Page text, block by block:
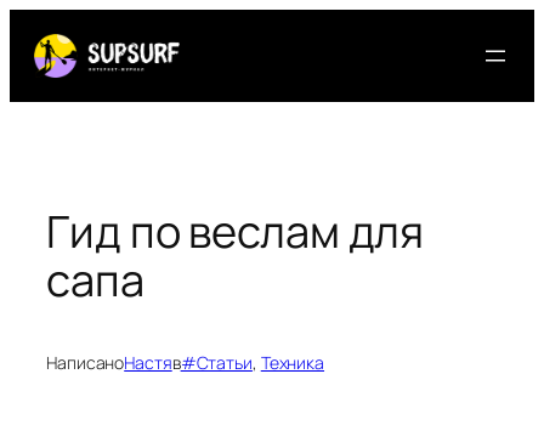
содержимому
Гид по веслам для
сапа
НаписаноНастяв#Статьи, Техника